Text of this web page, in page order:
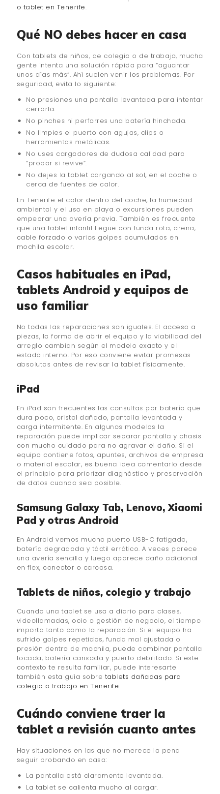
o tablet en Tenerife.
Qué NO debes hacer en casa
Con tablets de niños, de colegio o de trabajo, mucha
gente intenta una solución rápida para “aguantar
unos días más”. Ahí suelen venir los problemas. Por
seguridad, evita lo siguiente:
No presiones una pantalla levantada para intentar
cerrarla.
No pinches ni perforres una batería hinchada.
No limpies el puerto con agujas, clips o
herramientas metálicas.
No uses cargadores de dudosa calidad para
“probar si revive”.
No dejes la tablet cargando al sol, en el coche o
cerca de fuentes de calor.
En Tenerife el calor dentro del coche, la humedad
ambiental y el uso en playa o excursiones pueden
empeorar una avería previa. También es frecuente
que una tablet infantil llegue con funda rota, arena,
cable forzado o varios golpes acumulados en
mochila escolar.
Casos habituales en iPad,
tablets Android y equipos de
uso familiar
No todas las reparaciones son iguales. El acceso a
piezas, la forma de abrir el equipo y la viabilidad del
arreglo cambian según el modelo exacto y el
estado interno. Por eso conviene evitar promesas
absolutas antes de revisar la tablet físicamente.
iPad
En iPad son frecuentes las consultas por batería que
dura poco, cristal dañado, pantalla levantada y
carga intermitente. En algunos modelos la
reparación puede implicar separar pantalla y chasis
con mucho cuidado para no agravar el daño. Si el
equipo contiene fotos, apuntes, archivos de empresa
o material escolar, es buena idea comentarlo desde
el principio para priorizar diagnóstico y preservación
de datos cuando sea posible.
Samsung Galaxy Tab, Lenovo, Xiaomi
Pad y otras Android
En Android vemos mucho puerto USB-C fatigado,
batería degradada y táctil errático. A veces parece
una avería sencilla y luego aparece daño adicional
en flex, conector o carcasa.
Tablets de niños, colegio y trabajo
Cuando una tablet se usa a diario para clases,
videollamadas, ocio o gestión de negocio, el tiempo
importa tanto como la reparación. Si el equipo ha
sufrido golpes repetidos, funda mal ajustada o
presión dentro de mochila, puede combinar pantalla
tocada, batería cansada y puerto debilitado. Si este
contexto te resulta familiar, puede interesarte
también esta guía sobre tablets dañadas para
colegio o trabajo en Tenerife.
Cuándo conviene traer la
tablet a revisión cuanto antes
Hay situaciones en las que no merece la pena
seguir probando en casa:
La pantalla está claramente levantada.
La tablet se calienta mucho al cargar.